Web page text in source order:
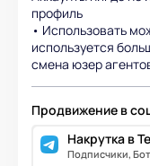
профиль
• Использовать
используется
смена юзер
Продвижение в
Накрутка в
Подписчики,